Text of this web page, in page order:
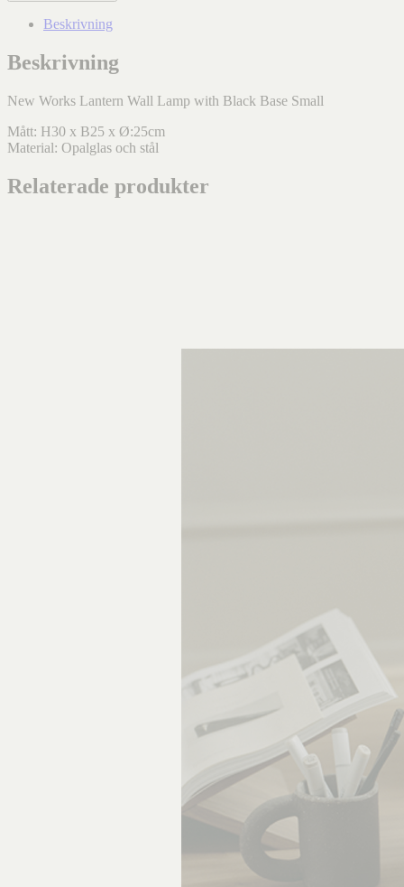
Beskrivning
Beskrivning
New Works Lantern Wall Lamp with Black Base Small
Mått: H30 x B25 x Ø:25cm
Material: Opalglas och stål
Relaterade produkter